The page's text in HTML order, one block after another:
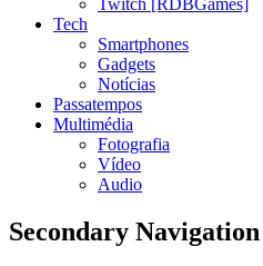
Tech
Smartphones
Gadgets
Notícias
Passatempos
Multimédia
Fotografia
Vídeo
Audio
Secondary Navigation